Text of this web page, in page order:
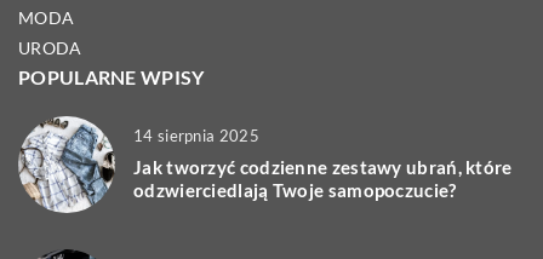
MODA
URODA
POPULARNE WPISY
14 sierpnia 2025
Jak tworzyć codzienne zestawy ubrań, które
odzwierciedlają Twoje samopoczucie?